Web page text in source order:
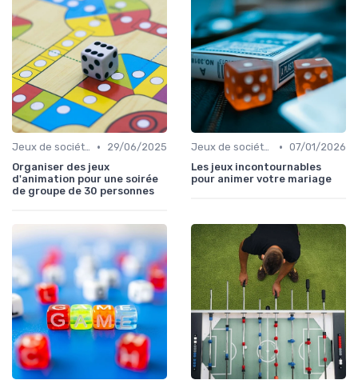
Jeux de société d’ambiance pour adultes •
29/06/2025
Organiser des jeux
d'animation pour une soirée
de groupe de 30 personnes
Jeux de société d’ambiance pour adultes • 07/01/2026
Les jeux incontournables
pour animer votre mariage